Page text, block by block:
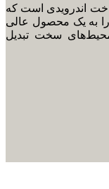
اندرویدی است که
را به یک محصول عالی
سخت تبدیل
کنترل